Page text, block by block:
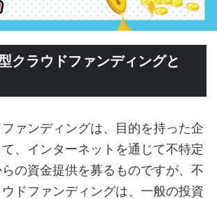
クラウドファンディングと
ァンディングは、目的を持った企
、インターネットを通じて不特定
の資金提供を募るものですが、不
ドファンディングは、一般の投資